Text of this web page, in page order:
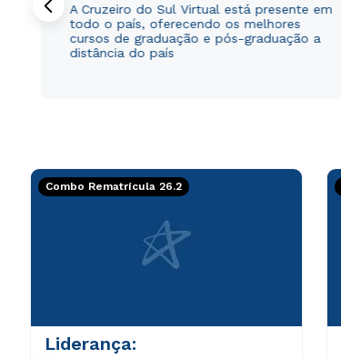
A Cruzeiro do Sul Virtual está presente em
todo o país, oferecendo os melhores
cursos de graduação e pós-graduação a
distância do país
Combo Rematrícula 26.2
Liderança: